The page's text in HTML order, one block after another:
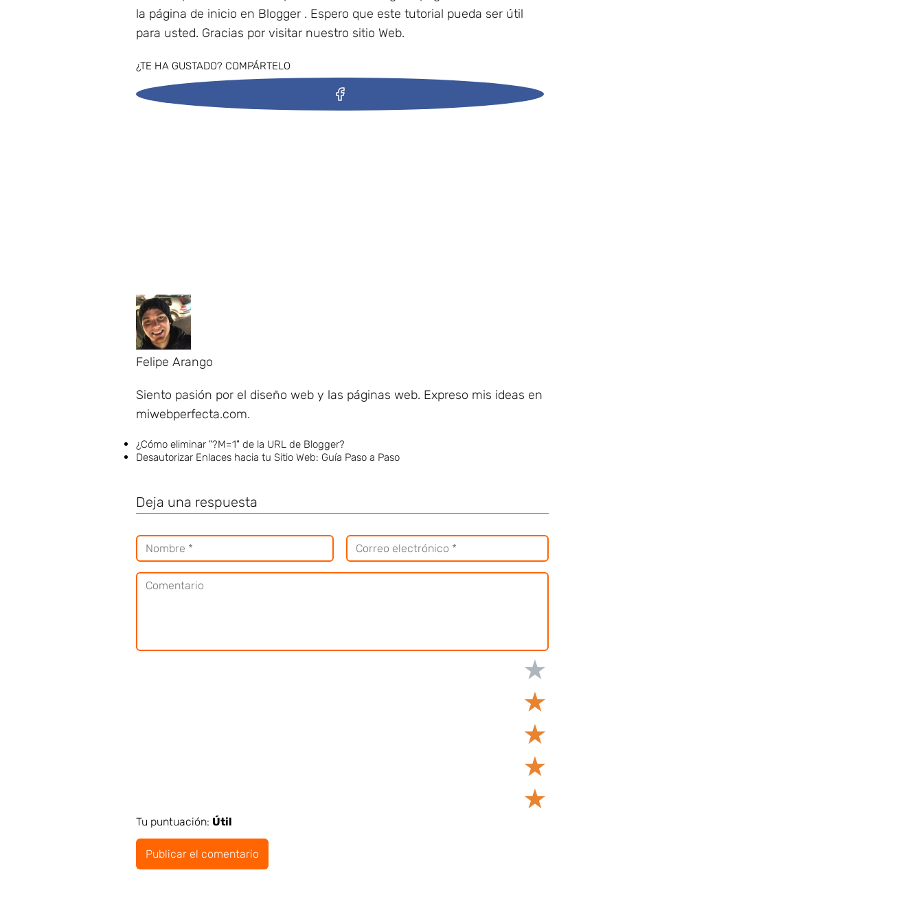
la página de inicio en Blogger . Espero que este tutorial pueda ser útil
para usted. Gracias por visitar nuestro sitio Web.
¿TE HA GUSTADO? COMPÁRTELO
Felipe Arango
Siento pasión por el diseño web y las páginas web. Expreso mis ideas en
miwebperfecta.com.
¿Cómo eliminar "?M=1" de la URL de Blogger?
Desautorizar Enlaces hacia tu Sitio Web: Guía Paso a Paso
Deja una respuesta
★
★
★
★
★
Tu puntuación: Útil